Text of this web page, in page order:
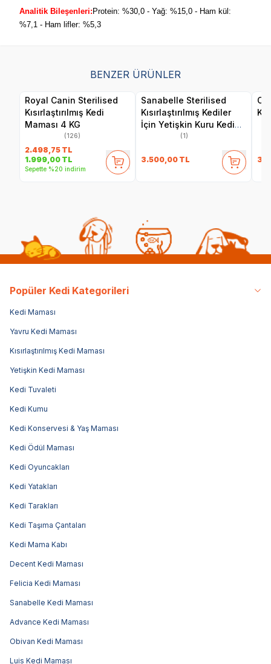
Analitik Bileşenleri: Protein: %30,0 - Yağ: %15,0 - Ham kül:
%7,1 - Ham lifler: %5,3
BENZER ÜRÜNLER
Royal Canin Sterilised
Kısırlaştırılmış Kedi
Maması 4 KG
(126)
2.498,75 TL
1.999,00 TL
Sepette %20 indirim
Sanabelle Sterilised
Kısırlaştırılmış Kediler
İçin Yetişkin Kuru Kedi
Maması 8 Kg
(1)
3.500,00 TL
Popüler Kedi Kategorileri
Kedi Maması
Yavru Kedi Maması
Kısırlaştırılmış Kedi Maması
Yetişkin Kedi Maması
Kedi Tuvaleti
Kedi Kumu
Kedi Konservesi & Yaş Maması
Kedi Ödül Maması
Kedi Oyuncakları
Kedi Yatakları
Kedi Tarakları
Kedi Taşıma Çantaları
Kedi Mama Kabı
Decent Kedi Maması
Felicia Kedi Maması
Sanabelle Kedi Maması
Advance Kedi Maması
Obivan Kedi Maması
Luis Kedi Maması